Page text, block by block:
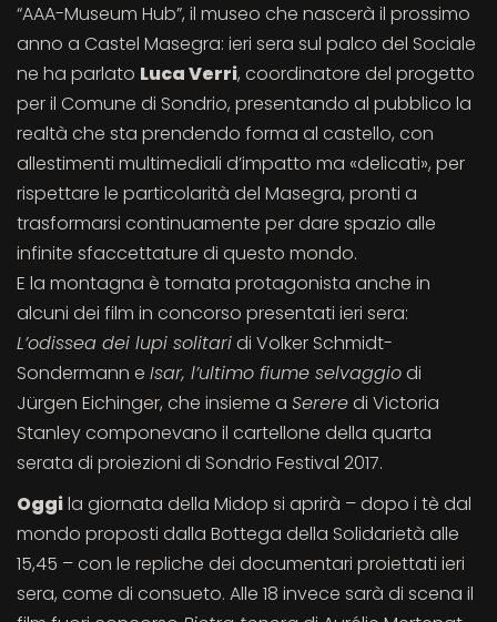
“AAA-Museum Hub”, il museo che nascerà il prossimo
anno a Castel Masegra: ieri sera sul palco del Sociale
ne ha parlato Luca Verri, coordinatore del progetto
per il Comune di Sondrio, presentando al pubblico la
realtà che sta prendendo forma al castello, con
allestimenti multimediali d’impatto ma «delicati», per
rispettare le particolarità del Masegra, pronti a
trasformarsi continuamente per dare spazio alle
infinite sfaccettature di questo mondo.
E la montagna è tornata protagonista anche in
alcuni dei film in concorso presentati ieri sera:
L’odissea dei lupi solitaridi Volker Schmidt-
Sondermann e Isar, l’ultimo fiume selvaggiodi
Jürgen Eichinger, che insieme a Sereredi Victoria
Stanley componevano il cartellone della quarta
serata di proiezioni di Sondrio Festival 2017.
Oggila giornata della Midop si aprirà – dopo i tè dal
mondo proposti dalla Bottega della Solidarietà alle
15,45 – con le repliche dei documentari proiettati ieri
sera, come di consueto. Alle 18 invece sarà di scena il